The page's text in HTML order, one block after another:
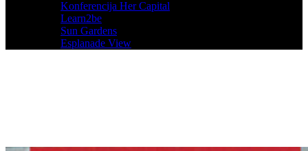
Konferencija Her Capital
Learn2be
Sun Gardens
Esplanade View